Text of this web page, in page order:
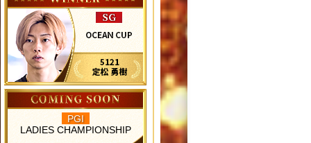
PGI
LADIES CHAMPIONSHIP